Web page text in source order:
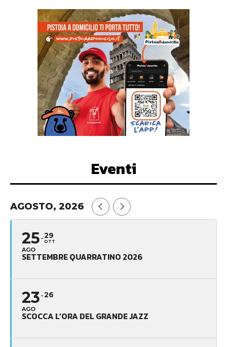
Eventi
AGOSTO, 2026
25
AGO
29
OTT
SETTEMBRE QUARRATINO 2026
23
AGO
26
SCOCCA L’ORA DEL GRANDE JAZZ